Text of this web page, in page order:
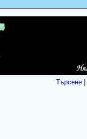
Търсене|